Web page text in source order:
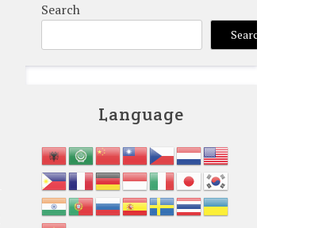
Search
Search
Language